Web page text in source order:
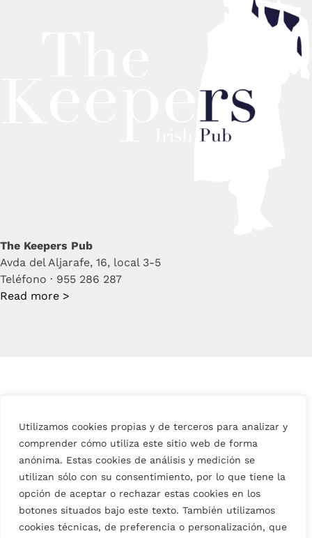
Utilizamos cookies propias y de terceros para analizar y
comprender cómo utiliza este sitio web de forma
anónima. Estas cookies de análisis y medición se
utilizan sólo con su consentimiento, por lo que tiene la
opción de aceptar o rechazar estas cookies en los
botones situados bajo este texto. También utilizamos
cookies técnicas, de preferencia o personalización, que
The Keepers Pub
Avda del Aljarafe, 16, local 3-5
Teléfono · 955 286 287
Read more >